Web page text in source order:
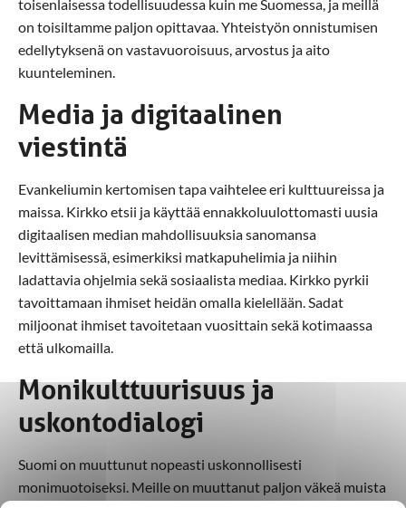
toisenlaisessa todellisuudessa kuin me Suomessa, ja meillä
on toisiltamme paljon opittavaa. Yhteistyön onnistumisen
edellytyksenä on vastavuoroisuus, arvostus ja aito
kuunteleminen.
Media ja digitaalinen
viestintä
Evankeliumin kertomisen tapa vaihtelee eri kulttuureissa ja
maissa. Kirkko etsii ja käyttää ennakkoluulottomasti uusia
digitaalisen median mahdollisuuksia sanomansa
levittämisessä, esimerkiksi matkapuhelimia ja niihin
ladattavia ohjelmia sekä sosiaalista mediaa. Kirkko pyrkii
tavoittamaan ihmiset heidän omalla kielellään. Sadat
miljoonat ihmiset tavoitetaan vuosittain sekä kotimaassa
että ulkomailla.
Monikulttuurisuus ja
uskontodialogi
Suomi on muuttunut nopeasti uskonnollisesti
monimuotoiseksi. Meille on muuttanut paljon väkeä muista